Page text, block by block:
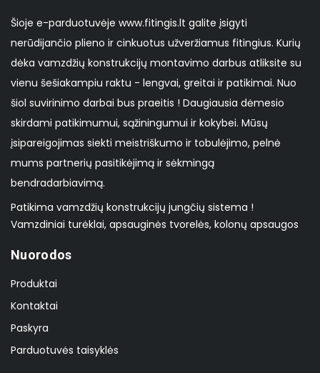
Šioje e-parduotuvėje www.fitingis.lt galite įsigyti
nerūdijančio plieno ir cinkuotus užveržiamus fitingius. Kurių
dėka vamzdžių konstrukcijų montavimo darbus atliksite su
vienu šešiakampiu raktu - lengvai, greitai ir patikimai. Nuo
šiol suvirinimo darbai bus praeitis ! Daugiausia dėmesio
skirdami patikimumui, sąžiningumui ir kokybei. Mūsų
įsipareigojimas siekti meistriškumo ir tobulėjimo, pelnė
mums partnerių pasitikėjimą ir sėkmingą
bendradarbiavimą.
Patikima vamzdžių konstrukcijų jungčių sistema !
Vamzdiniai turėklai, apsauginės tvorelės, kolonų apsaugos
Nuorodos
Produktai
Kontaktai
Paskyra
Parduotuvės taisyklės